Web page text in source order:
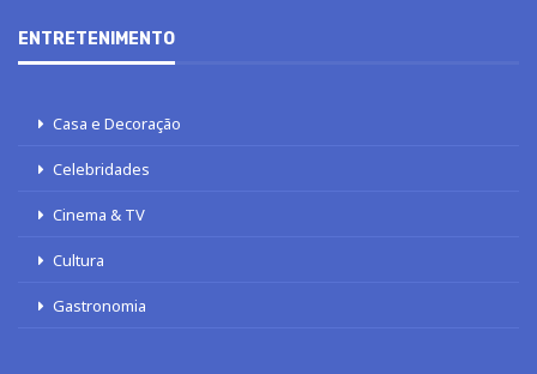
ENTRETENIMENTO
Casa e Decoração
Celebridades
Cinema & TV
Cultura
Gastronomia